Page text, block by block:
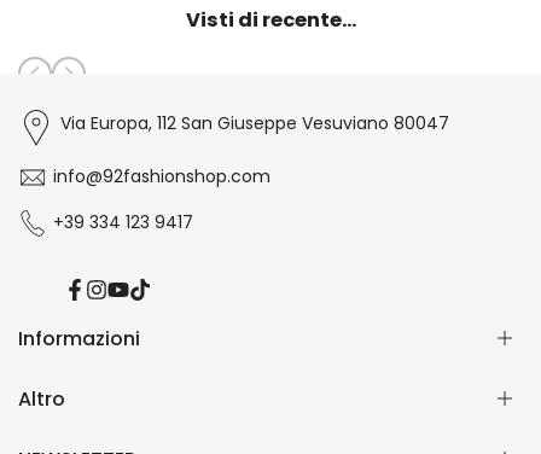
Visti di recente...
Via Europa, 112 San Giuseppe Vesuviano 80047
info@92fashionshop.com
+39 334 123 9417
Facebook
Instagram
YouTube
TikTok
Informazioni
Altro